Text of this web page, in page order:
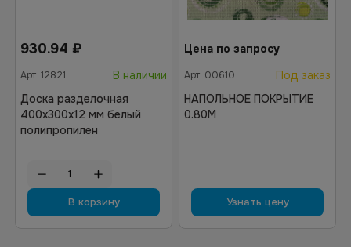
930.94 ₽
Арт. 12821
В наличии
Доска разделочная
400х300х12 мм белый
полипропилен
В корзину
Цена по запросу
Арт. 00610
Под заказ
НАПОЛЬНОЕ ПОКРЫТИЕ
0.80М
Узнать цену